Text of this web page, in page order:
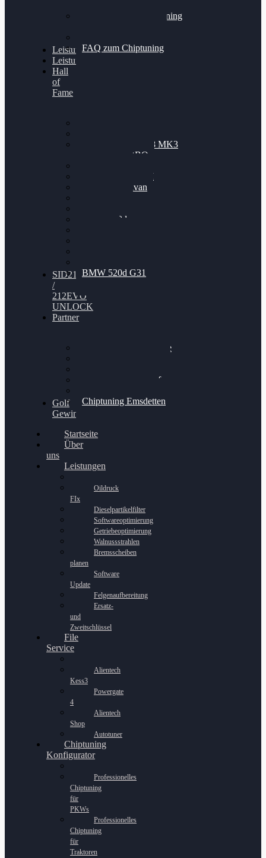
Professionelles Chiptuning
FAQ zum Chiptuning
Leistungsmessung
Leistungsprüfstand
Hall
of
Fame
Nissan GT-R35 3.8 MK3
V6 TWINTURBO
VW Passat 2.0TDI
VW T6 Multivan
BMW 120d
BMW 520d G31
SID212
/
212EVO
UNLOCK
Partner
Bilgenroth Performance
Chiptuning Schüttorf
Chiptuning Emsdetten
Golf
Gewinnspiel
Startseite
Über
uns
Leistungen
Oildruck
FIx
Dieselpartikelfilter
Softwareoptimierung
Getriebeoptimierung
Walnussstrahlen
Bremsscheiben
planen
Software
Update
Felgenaufbereitung
Ersatz-
und
Zweitschlüssel
File
Service
Alientech
Kess3
Powergate
4
Alientech
Shop
Autotuner
Chiptuning
Konfigurator
Professionelles
Chiptuning
für
PKWs
Professionelles
Chiptuning
für
Traktoren